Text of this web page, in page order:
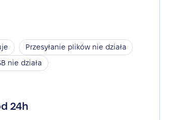
Przesyłanie plików nie działa
nie działa
24h